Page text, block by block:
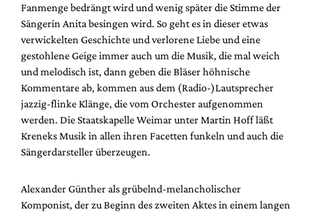
Fanmenge bedrängt wird und wenig später die Stimme der
Sängerin Anita besingen wird. So geht es in dieser etwas
verwickelten Geschichte und verlorene Liebe und eine
gestohlene Geige immer auch um die Musik, die mal weich
und melodisch ist, dann geben die Bläser höhnische
Kommentare ab, kommen aus dem (Radio-)Lautsprecher
jazzig-flinke Klänge, die vom Orchester aufgenommen
werden. Die Staatskapelle Weimar unter Martin Hoff läßt
Kreneks Musik in allen ihren Facetten funkeln und auch die
Sängerdarsteller überzeugen.
Alexander Günther als grübelnd-melancholischer
Komponist, der zu Beginn des zweiten Aktes in einem langen